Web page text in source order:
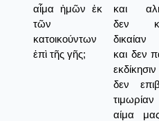
αἷμα ἡμῶν ἐκ
τῶν
κατοικούντων
ἐπὶ τῆς γῆς;
και
δεν
δικαίαν
και δεν
δεν
αίμα